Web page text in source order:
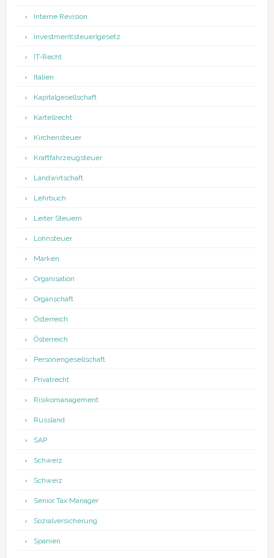
Interne Revision
Investment(steuer)gesetz
IT-Recht
Italien
Kapitalgesellschaft
Kartellrecht
Kirchensteuer
Kraftfahrzeugsteuer
Landwirtschaft
Lehrbuch
Leiter Steuern
Lohnsteuer
Marken
Organisation
Organschaft
Österreich
Österreich
Personengesellschaft
Privatrecht
Risikomanagement
Russland
SAP
Schweiz
Schweiz
Senior Tax Manager
Sozialversicherung
Spanien